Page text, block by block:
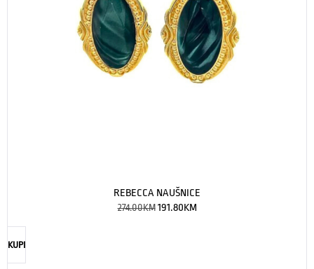
REBECCA NAUŠNICE
274.00KM 191.80KM
KUPI